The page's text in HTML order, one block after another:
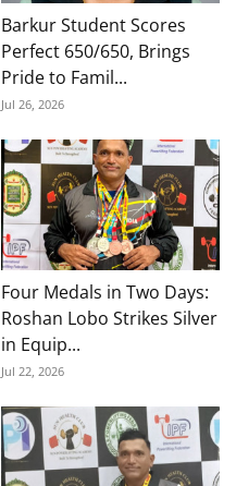
Barkur Student Scores
Perfect 650/650, Brings
Pride to Famil...
Jul 26, 2026
Four Medals in Two Days:
Roshan Lobo Strikes Silver
in Equip...
Jul 22, 2026